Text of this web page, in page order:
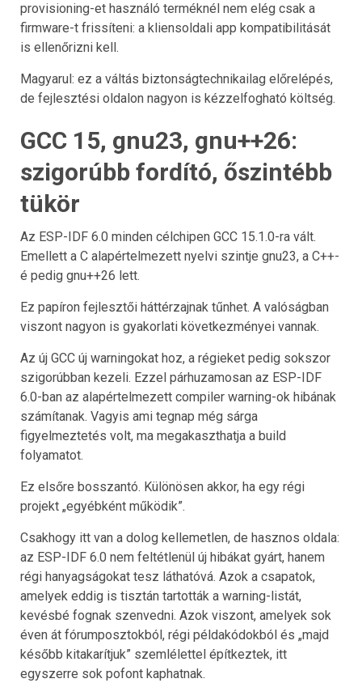
provisioning-et használó terméknél nem elég csak a
firmware-t frissíteni: a kliensoldali app kompatibilitását
is ellenőrizni kell.
Magyarul: ez a váltás biztonságtechnikailag előrelépés,
de fejlesztési oldalon nagyon is kézzelfogható költség.
GCC 15, gnu23, gnu++26:
szigorúbb fordító, őszintébb
tükör
Az ESP-IDF 6.0 minden célchipen GCC 15.1.0-ra vált.
Emellett a C alapértelmezett nyelvi szintje gnu23, a C++-
é pedig gnu++26 lett.
Ez papíron fejlesztői háttérzajnak tűnhet. A valóságban
viszont nagyon is gyakorlati következményei vannak.
Az új GCC új warningokat hoz, a régieket pedig sokszor
szigorúbban kezeli. Ezzel párhuzamosan az ESP-IDF
6.0-ban az alapértelmezett compiler warning-ok hibának
számítanak. Vagyis ami tegnap még sárga
figyelmeztetés volt, ma megakaszthatja a build
folyamatot.
Ez elsőre bosszantó. Különösen akkor, ha egy régi
projekt „egyébként működik”.
Csakhogy itt van a dolog kellemetlen, de hasznos oldala:
az ESP-IDF 6.0 nem feltétlenül új hibákat gyárt, hanem
régi hanyagságokat tesz láthatóvá. Azok a csapatok,
amelyek eddig is tisztán tartották a warning-listát,
kevésbé fognak szenvedni. Azok viszont, amelyek sok
éven át fórumposztokból, régi példakódokból és „majd
később kitakarítjuk” szemlélettel építkeztek, itt
egyszerre sok pofont kaphatnak.